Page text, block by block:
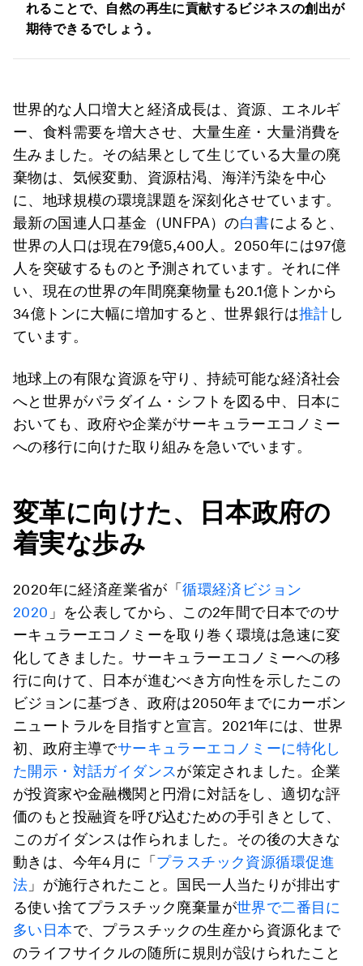
れることで、自然の再生に貢献するビジネスの創出が
期待できるでしょう。
世界的な人口増大と経済成長は、資源、エネルギ
ー、食料需要を増大させ、大量生産・大量消費を
生みました。その結果として生じている大量の廃
棄物は、気候変動、資源枯渇、海洋汚染を中心
に、地球規模の環境課題を深刻化させています。
最新の国連人口基金（UNFPA）の白書によると、
世界の人口は現在79億5,400人。2050年には97億
人を突破するものと予測されています。それに伴
い、現在の世界の年間廃棄物量も20.1億トンから
34億トンに大幅に増加すると、世界銀行は推計 し
ています。
地球上の有限な資源を守り、持続可能な経済社会
へと世界がパラダイム・シフトを図る中、日本に
おいても、政府や企業がサーキュラーエコノミー
への移行に向けた取り組みを急いでいます。
変革に向けた、日本政府の
着実な歩み
2020年に経済産業省が「循環経済ビジョン
2020 」を公表してから、この2年間で日本でのサ
ーキュラーエコノミーを取り巻く環境は急速に変
化してきました。サーキュラーエコノミーへの移
行に向けて、日本が進むべき方向性を示したこの
ビジョンに基づき、政府は2050年までにカーボン
ニュートラルを目指すと宣言。2021年には、世界
初、政府主導でサーキュラーエコノミーに特化し
た開示・対話ガイダンスが策定されました。企業
が投資家や金融機関と円滑に対話をし、適切な評
価のもと投融資を呼び込むための手引きとして、
このガイダンスは作られました。その後の大きな
動きは、今年4月に「 プラスチック資源循環促進
法 」が施行されたこと。国民一人当たりが排出す
る使い捨てプラスチック廃棄量が世界で二番目に
多い日本で、プラスチックの生産から資源化まで
のライフサイクルの随所に規則が設けられたこと